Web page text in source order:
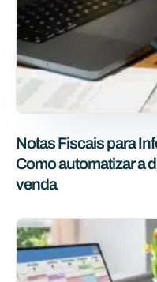
Notas Fiscais para
Como automatizar a
venda